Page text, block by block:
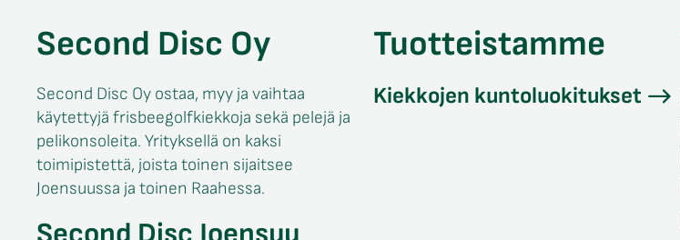
Second Disc Oy
Second Disc Oy ostaa, myy ja vaihtaa
käytettyjä frisbeegolfkiekkoja sekä pelejä ja
pelikonsoleita. Yrityksellä on kaksi
toimipistettä, joista toinen sijaitsee
Joensuussa ja toinen Raahessa.
Tuotteistamme
Kiekkojen kuntoluokitukset